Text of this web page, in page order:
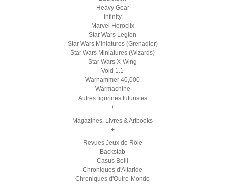
Heavy Gear
Infinity
Marvel Heroclix
Star Wars Legion
Star Wars Miniatures (Grenadier)
Star Wars Miniatures (Wizards)
Star Wars X-Wing
Void 1.1
Warhammer 40,000
Warmachine
Autres figurines futuristes
+
Magazines, Livres & Artbooks
+
Revues Jeux de Rôle
Backstab
Casus Belli
Chroniques d'Altaride
Chroniques d'Outre-Monde